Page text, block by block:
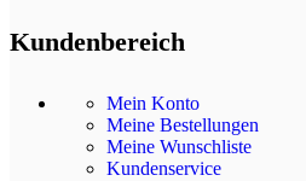
Kundenbereich
Mein Konto
Meine Bestellungen
Meine Wunschliste
Kundenservice